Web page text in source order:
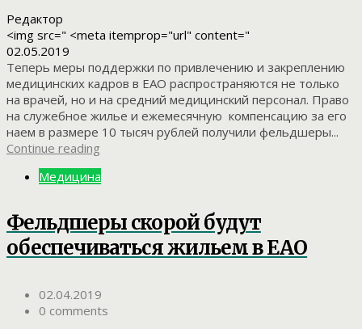
Редактор
<img src=" <meta itemprop="url" content="
02.05.2019
Теперь меры поддержки по привлечению и закреплению
медицинских кадров в ЕАО распространяются не только
на врачей, но и на средний медицинский персонал. Право
на служебное жилье и ежемесячную компенсацию за его
наем в размере 10 тысяч рублей получили фельдшеры...
Continue reading
Медицина
Фельдшеры скорой будут
обеспечиваться жильем в ЕАО
02.04.2019
0 comments